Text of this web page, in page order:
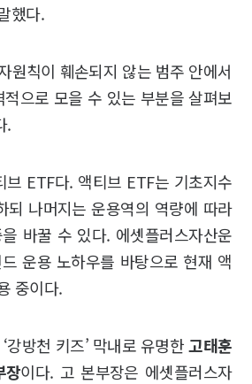
했다.
원칙이 훼손되지 않는 범주 안에서
으로 모을 수 있는 부분을 살펴보
.
브 ETF다. 액티브 ETF는 기초지수
되 나머지는 운용역의 역량에 따라
바꿀 수 있다. 에셋플러스자산운
운용 노하우를 바탕으로 현재 액
중이다.
강방천 키즈’ 막내로 유명한고태훈
장이다. 고 본부장은 에셋플러스자